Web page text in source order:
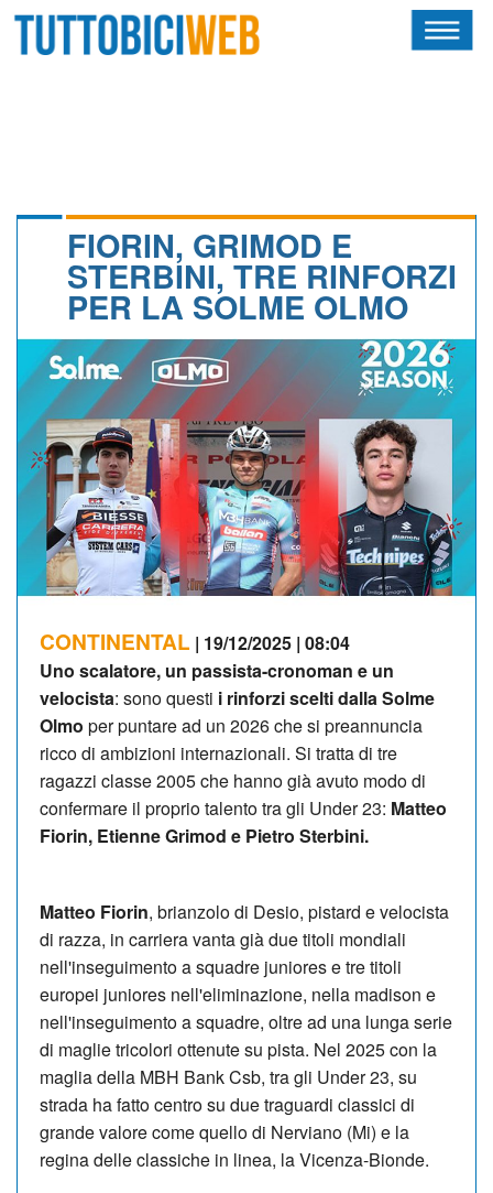
CALENDARIO
OSCAR
ALBI D'ORO
NEWSLETTER
FIORIN, GRIMOD E
STERBINI, TRE RINFORZI
PER LA SOLME OLMO
CONTINENTAL | 19/12/2025 | 08:04
Uno scalatore, un passista-cronoman e un
velocista: sono questi i rinforzi scelti dalla Solme
Olmo per puntare ad un 2026 che si preannuncia
ricco di ambizioni internazionali. Si tratta di tre
ragazzi classe 2005 che hanno già avuto modo di
confermare il proprio talento tra gli Under 23: Matteo
Fiorin, Etienne Grimod e Pietro Sterbini.
Matteo Fiorin, brianzolo di Desio, pistard e velocista
di razza, in carriera vanta già due titoli mondiali
nell'inseguimento a squadre juniores e tre titoli
europei juniores nell'eliminazione, nella madison e
nell'inseguimento a squadre, oltre ad una lunga serie
di maglie tricolori ottenute su pista. Nel 2025 con la
maglia della MBH Bank Csb, tra gli Under 23, su
strada ha fatto centro su due traguardi classici di
grande valore come quello di Nerviano (Mi) e la
regina delle classiche in linea, la Vicenza-Bionde.